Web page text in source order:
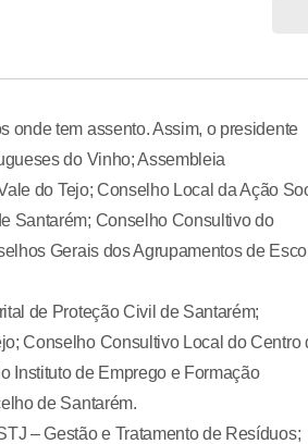
onde tem assento. Assim, o presidente
do Vinho; Assembleia
do Tejo; Conselho Local da Ação
Santarém; Conselho Consultivo do
Gerais dos Agrupamentos de
de Proteção Civil de Santarém;
Conselho Consultivo Local do Centro
Instituto de Emprego e Formação
de Santarém.
– Gestão e Tratamento de Resíduos;